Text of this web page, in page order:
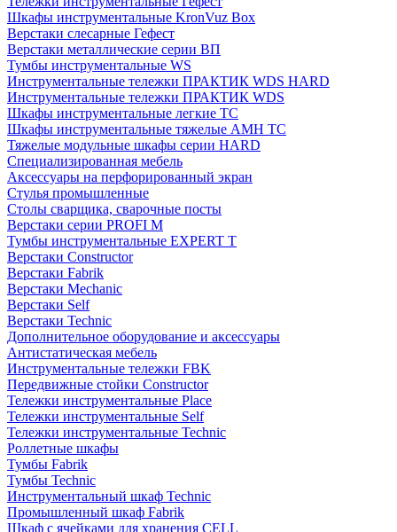
Шкафы инструментальные KronVuz Box
Верстаки слесарные Гефест
Верстаки металлические серии ВП
Тумбы инструментальные WS
Инструментальные тележки ПРАКТИК WDS HARD
Инструментальные тележки ПРАКТИК WDS
Шкафы инструментальные легкие ТС
Шкафы инструментальные тяжелые AMH TC
Тяжелые модульные шкафы серии HARD
Cпециализированная мебель
Аксессуары на перфорированный экран
Стулья промышленные
Столы сварщика, сварочные посты
Верстаки серии PROFI M
Тумбы инструментальные EXPERT T
Верстаки Constructor
Верстаки Fabrik
Верстаки Mechanic
Верстаки Self
Верстаки Technic
Дополнительное оборудование и аксессуары
Антистатическая мебель
Инструментальные тележки FBK
Передвижные стойки Constructor
Тележки инструментальные Place
Тележки инструментальные Self
Тележки инструментальные Technic
Роллетные шкафы
Тумбы Fabrik
Тумбы Technic
Инструментальный шкаф Technic
Промышленный шкаф Fabrik
Шкаф с ячейками для хранения CELL